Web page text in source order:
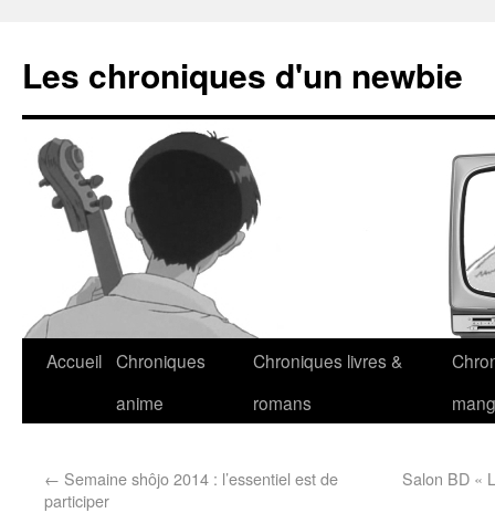
Les chroniques d'un newbie
Accueil Chroniques
anime
Chroniques livres &
romans
← Semaine shôjo 2014 : l’essentiel est de
participer
Salon BD «